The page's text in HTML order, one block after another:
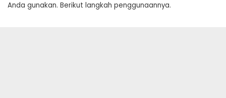
Anda gunakan. Berikut langkah penggunaannya.